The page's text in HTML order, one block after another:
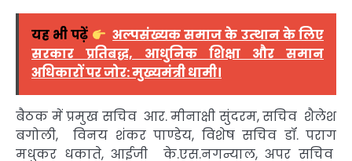
यह भी पढ़ें
अल्पसंख्यक समाज के उत्थान के लिए
सरकार प्रतिबद्ध, आधुनिक शिक्षा और समान
अधिकारों पर जोर: मुख्यमंत्री धामी।
बैठक में प्रमुख सचिव आर. मीनाक्षी सुंदरम, सचिव शैलेश
बगोली, विनय शंकर पाण्डेय, विशेष सचिव डॉ. पराग
मधुकर धकाते, आईजी के.एस.नगन्याल, अपर सचिव